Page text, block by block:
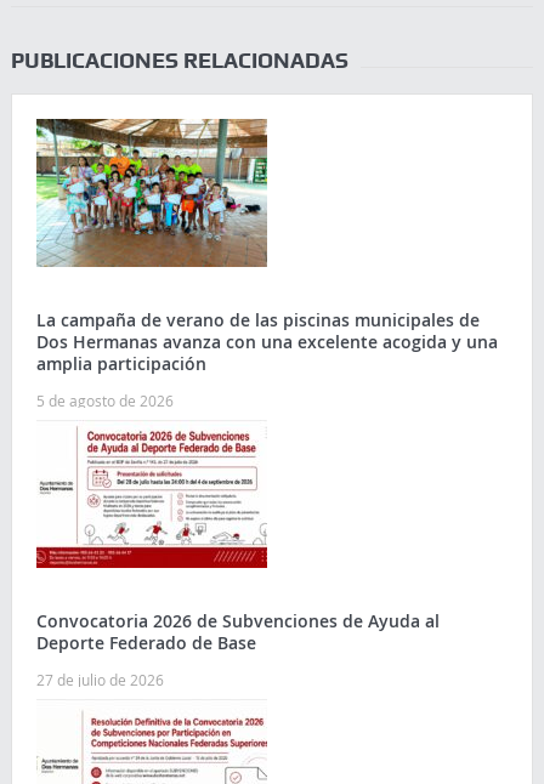
PUBLICACIONES RELACIONADAS
La campaña de verano de las piscinas municipales de
Dos Hermanas avanza con una excelente acogida y una
amplia participación
5 de agosto de 2026
Convocatoria 2026 de Subvenciones de Ayuda al
Deporte Federado de Base
27 de julio de 2026